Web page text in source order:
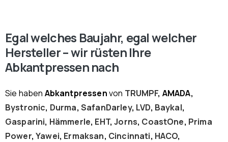
Egal welches Baujahr, egal welcher
Hersteller – wir rüsten Ihre
Abkantpressen nach
Sie haben Abkantpressenvon TRUMPF, AMADA,
Bystronic, Durma, SafanDarley, LVD, Baykal,
Gasparini, Hämmerle, EHT,Jorns, CoastOne, Prima
Power,Yawei, Ermaksan, Cincinnati, HACO,